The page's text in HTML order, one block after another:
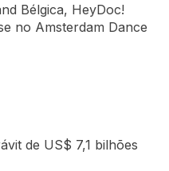
Bélgica, HeyDoc!
no Amsterdam Dance
de US$ 7,1 bilhões